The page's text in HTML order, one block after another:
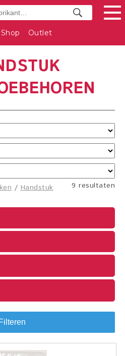
Shop Outlet
9 resultaten
/Handstuk
Filteren